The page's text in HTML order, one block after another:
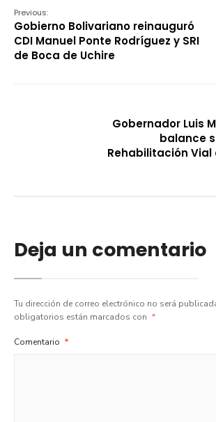
Previous:
Gobierno Bolivariano reinauguró
CDI Manuel Ponte Rodríguez y SRI
de Boca de Uchire
Gobernador Luis
balance
Rehabilitación
Deja un comentario
Tu dirección de correo electrónico no será
obligatorios están marcados con *
Comentario *